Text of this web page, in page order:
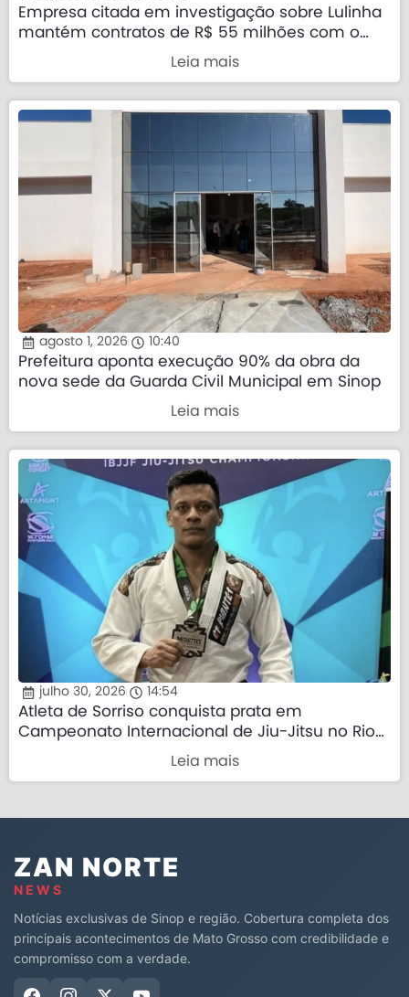
Empresa citada em investigação sobre Lulinha
mantém contratos de R$ 55 milhões com o
Leia mais
agosto 1, 2026 10:40
Prefeitura aponta execução 90% da obra da
nova sede da Guarda Civil Municipal em Sinop
Leia mais
julho 30, 2026 14:54
Atleta de Sorriso conquista prata em
Campeonato Internacional de Jiu-Jitsu no Rio
Leia mais
ZAN NORTE
NEWS
Notícias exclusivas de Sinop e região. Cobertura completa dos
principais acontecimentos de Mato Grosso com credibilidade e
compromisso com a verdade.